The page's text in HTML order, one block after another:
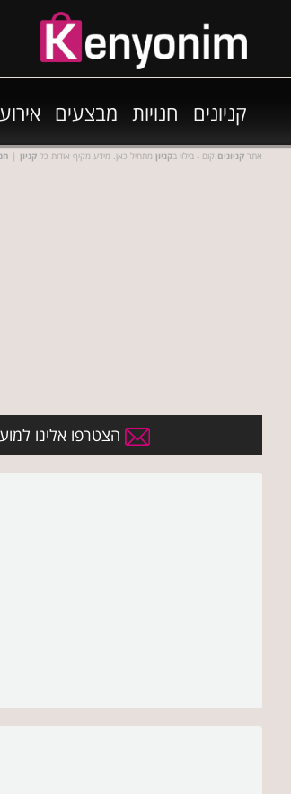
קניונים חנויות מבצעים
אתר קניונים.קום - בילוי בקניון מתחיל כאן. מידע מקיף אודות כל קניון |
הצטרפו אלינו